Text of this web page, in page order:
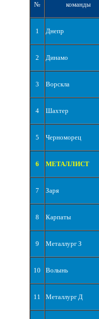
№ команды
1 Днепр
2 Динамо
3 Ворскла
4 Шахтер
5 Черноморец
6 МЕТАЛЛИСТ
7 Заря
8 Карпаты
9 Металлург З
10 Волынь
11 Металлург Д